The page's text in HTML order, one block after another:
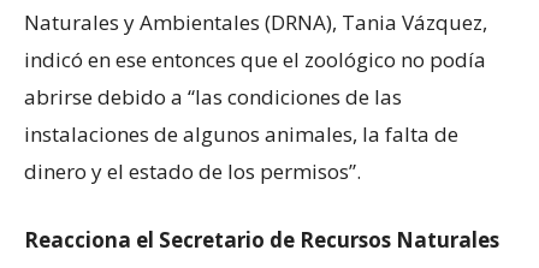
Naturales y Ambientales (DRNA), Tania Vázquez,
indicó en ese entonces que el zoológico no podía
abrirse debido a “las condiciones de las
instalaciones de algunos animales, la falta de
dinero y el estado de los permisos”.
Reacciona el Secretario de Recursos Naturales